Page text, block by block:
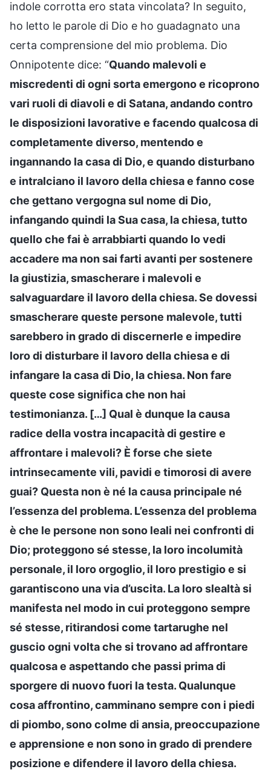
indole corrotta ero stata vincolata? In seguito,
ho letto le parole di Dio e ho guadagnato una
certa comprensione del mio problema. Dio
Onnipotente dice: “Quando malevoli e
miscredenti di ogni sorta emergono e ricoprono
vari ruoli di diavoli e di Satana, andando contro
le disposizioni lavorative e facendo qualcosa di
completamente diverso, mentendo e
ingannando la casa di Dio, e quando disturbano
e intralciano il lavoro della chiesa e fanno cose
che gettano vergogna sul nome di Dio,
infangando quindi la Sua casa, la chiesa, tutto
quello che fai è arrabbiarti quando lo vedi
accadere ma non sai farti avanti per sostenere
la giustizia, smascherare i malevoli e
salvaguardare il lavoro della chiesa. Se dovessi
smascherare queste persone malevole, tutti
sarebbero in grado di discernerle e impedire
loro di disturbare il lavoro della chiesa e di
infangare la casa di Dio, la chiesa. Non fare
queste cose significa che non hai
testimonianza. […] Qual è dunque la causa
radice della vostra incapacità di gestire e
affrontare i malevoli? È forse che siete
intrinsecamente vili, pavidi e timorosi di avere
guai? Questa non è né la causa principale né
l’essenza del problema. L’essenza del problema
è che le persone non sono leali nei confronti di
Dio; proteggono sé stesse, la loro incolumità
personale, il loro orgoglio, il loro prestigio e si
garantiscono una via d’uscita. La loro slealtà si
manifesta nel modo in cui proteggono sempre
sé stesse, ritirandosi come tartarughe nel
guscio ogni volta che si trovano ad affrontare
qualcosa e aspettando che passi prima di
sporgere di nuovo fuori la testa. Qualunque
cosa affrontino, camminano sempre con i piedi
di piombo, sono colme di ansia, preoccupazione
e apprensione e non sono in grado di prendere
posizione e difendere il lavoro della chiesa.